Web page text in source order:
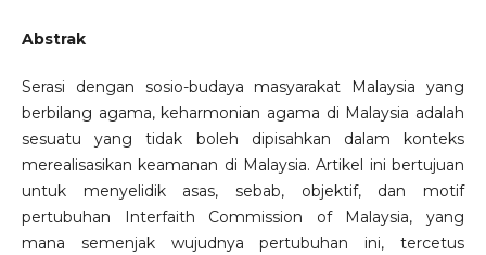
Abstrak
Serasi dengan sosio-budaya masyarakat Malaysia yang
berbilang agama, keharmonian agama di Malaysia adalah
sesuatu yang tidak boleh dipisahkan dalam konteks
merealisasikan keamanan di Malaysia. Artikel ini bertujuan
untuk menyelidik asas, sebab, objektif, dan motif
pertubuhan Interfaith Commission of Malaysia, yang
mana semenjak wujudnya pertubuhan ini, tercetus